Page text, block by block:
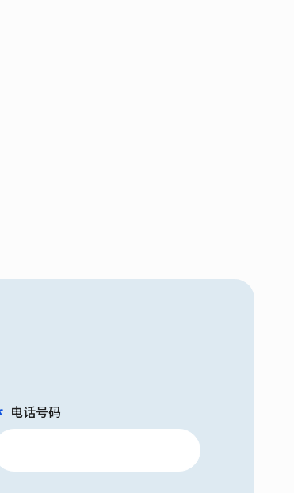
电话号码